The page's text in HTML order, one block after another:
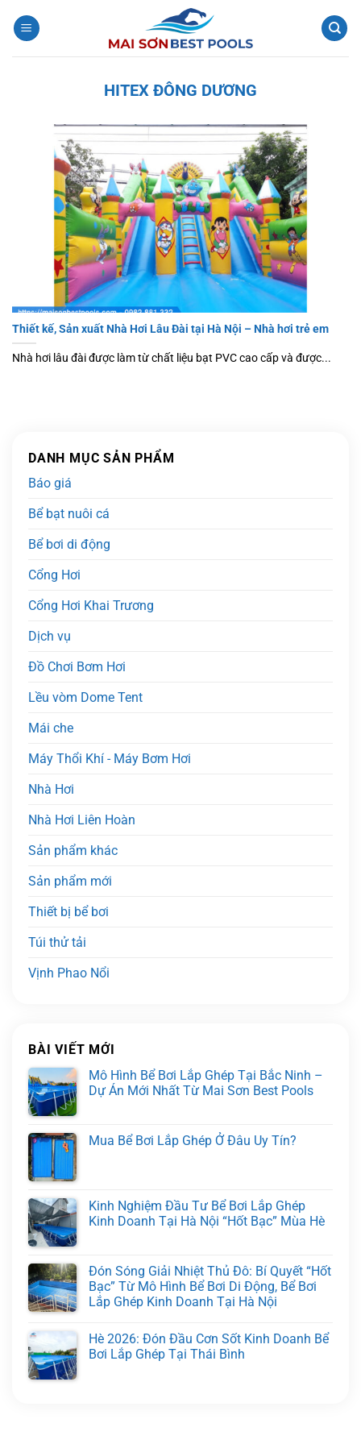
qua
HITEX ĐÔNG DƯƠNG
Thiết kế, Sản xuất Nhà Hơi Lâu Đài tại Hà Nội – Nhà hơi trẻ em
Nhà hơi lâu đài được làm từ chất liệu bạt PVC cao cấp và được...
DANH MỤC SẢN PHẨM
Báo giá
Bể bạt nuôi cá
Bể bơi di động
Cổng Hơi
Cổng Hơi Khai Trương
Dịch vụ
Đồ Chơi Bơm Hơi
Lều vòm Dome Tent
Mái che
Máy Thổi Khí - Máy Bơm Hơi
Nhà Hơi
Nhà Hơi Liên Hoàn
Sản phẩm khác
Sản phẩm mới
Thiết bị bể bơi
Túi thử tải
Vịnh Phao Nổi
BÀI VIẾT MỚI
Mô Hình Bể Bơi Lắp Ghép Tại Bắc Ninh –
Dự Án Mới Nhất Từ Mai Sơn Best Pools
Mua Bể Bơi Lắp Ghép Ở Đâu Uy Tín?
Kinh Nghiệm Đầu Tư Bể Bơi Lắp Ghép
Kinh Doanh Tại Hà Nội “Hốt Bạc” Mùa Hè
Đón Sóng Giải Nhiệt Thủ Đô: Bí Quyết “Hốt
Bạc” Từ Mô Hình Bể Bơi Di Động, Bể Bơi
Lắp Ghép Kinh Doanh Tại Hà Nội
Hè 2026: Đón Đầu Cơn Sốt Kinh Doanh Bể
Bơi Lắp Ghép Tại Thái Bình